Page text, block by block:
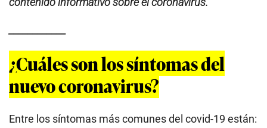
¿Cuáles son los síntomas del
nuevo coronavirus?
Entre los síntomas más comunes del covid-19 están: